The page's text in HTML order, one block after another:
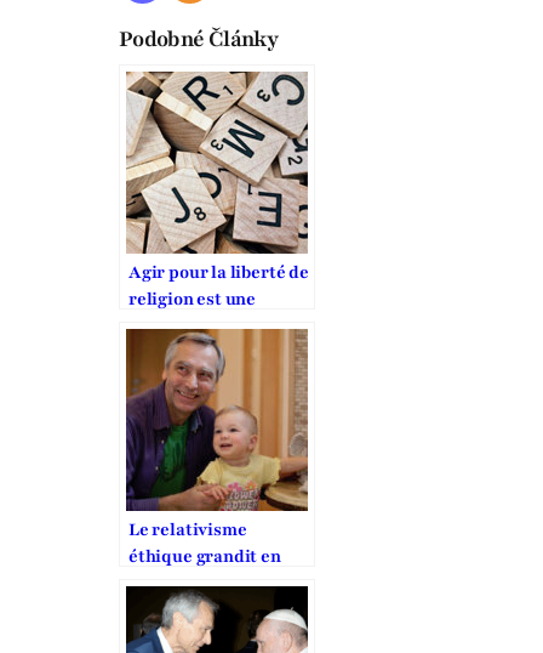
Podobné Články
Agir pour la liberté de
religion est une
obligation morale
Le relativisme
éthique grandit en
Europe